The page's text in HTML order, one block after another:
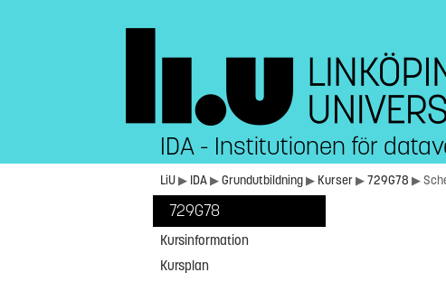
IDA - Institutionen för
LiU▶ IDA▶Grundutbildning▶ Kurser▶729G78 ▶
729G78
Kursinformation
Kursplan